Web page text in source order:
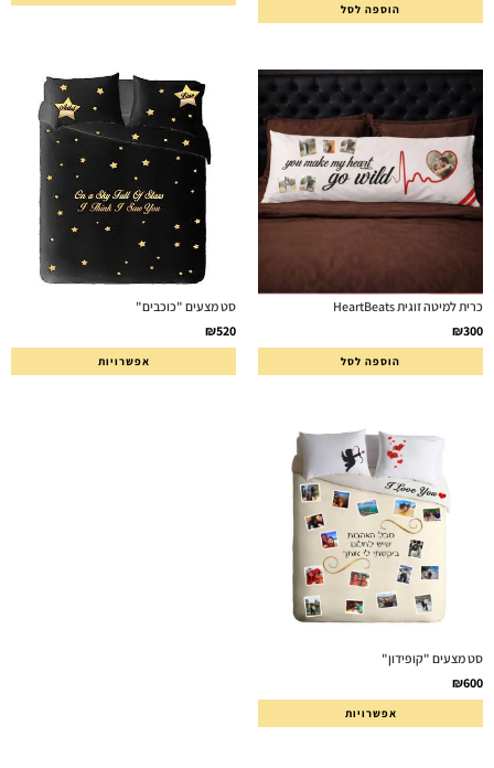
הוספה לסל
כרית למיטה זוגית HeartBeats
₪300
הוספה לסל
סט מצעים "כוכבים"
₪520
אפשרויות
סט מצעים "קופידון"
₪600
אפשרויות